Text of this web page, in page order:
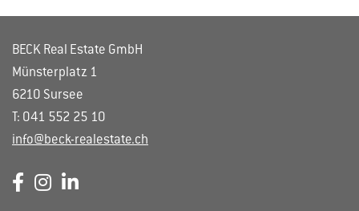
BECK Real Estate GmbH
Münsterplatz 1
6210 Sursee
T: 041 552 25 10
info@beck-realestate.ch